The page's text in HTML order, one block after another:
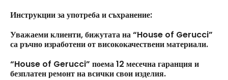
Инструкции за употреба и съхранение:
Уважаеми клиенти, бижутата на “House of Gerucci”
са ръчно изработени от висококачествени материали.
“House of Gerucci” поема 12 месечна гаранция и
безплатен ремонт на всички свои изделия.